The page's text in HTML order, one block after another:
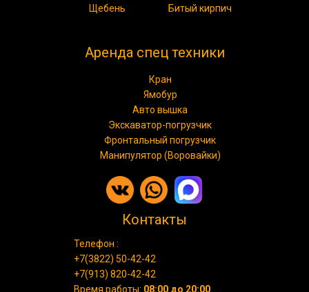
Аренда спец техники
Контакты
Кран
Ямобур
Авто вышка
Экскаватор-погрузчик
Фронтальный погрузчик
Манипулятор (Воровайки)
Щебень
Битый кирпич
+7(3822) 50-42-42
Телефон :
+7(913) 820-42-42
Время работы: 08:00 до 20:00